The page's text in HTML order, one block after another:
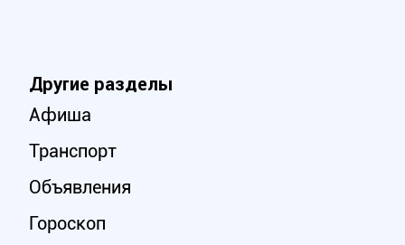
Другие разделы
Афиша
Транспорт
Объявления
Гороскоп